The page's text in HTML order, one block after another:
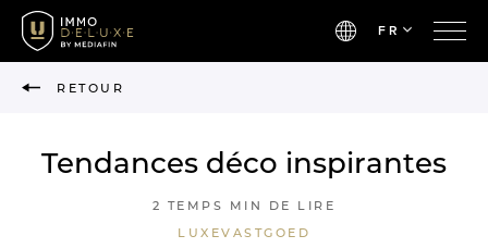
FR
RETOUR
Tendances déco inspirantes
2 TEMPS MIN DE LIRE
LUXEVASTGOED